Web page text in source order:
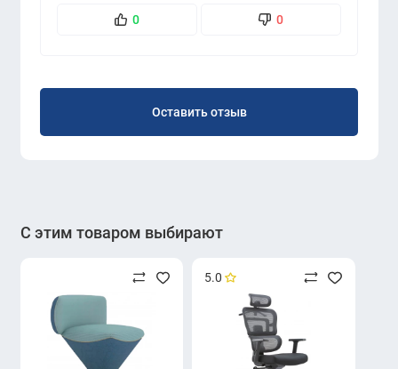
0 0
Оставить отзыв
С этим товаром выбирают
5.0